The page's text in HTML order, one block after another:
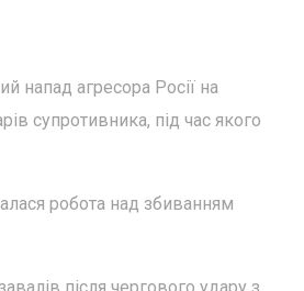
напад агресора Росії на
супротивника, під час якого
робота над збиванням